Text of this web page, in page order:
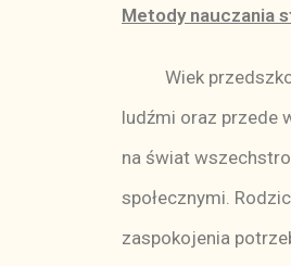
Metody nauczania
Wiek
ludźmi oraz przede
na świat
społecznymi.
zaspokojenia